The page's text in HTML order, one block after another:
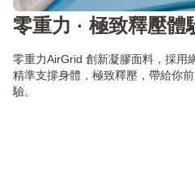
零重力 · 極致釋壓體
零重力AirGrid 創新凝膠面料，採用
精準支撐身體，極致釋壓，帶給你
驗。